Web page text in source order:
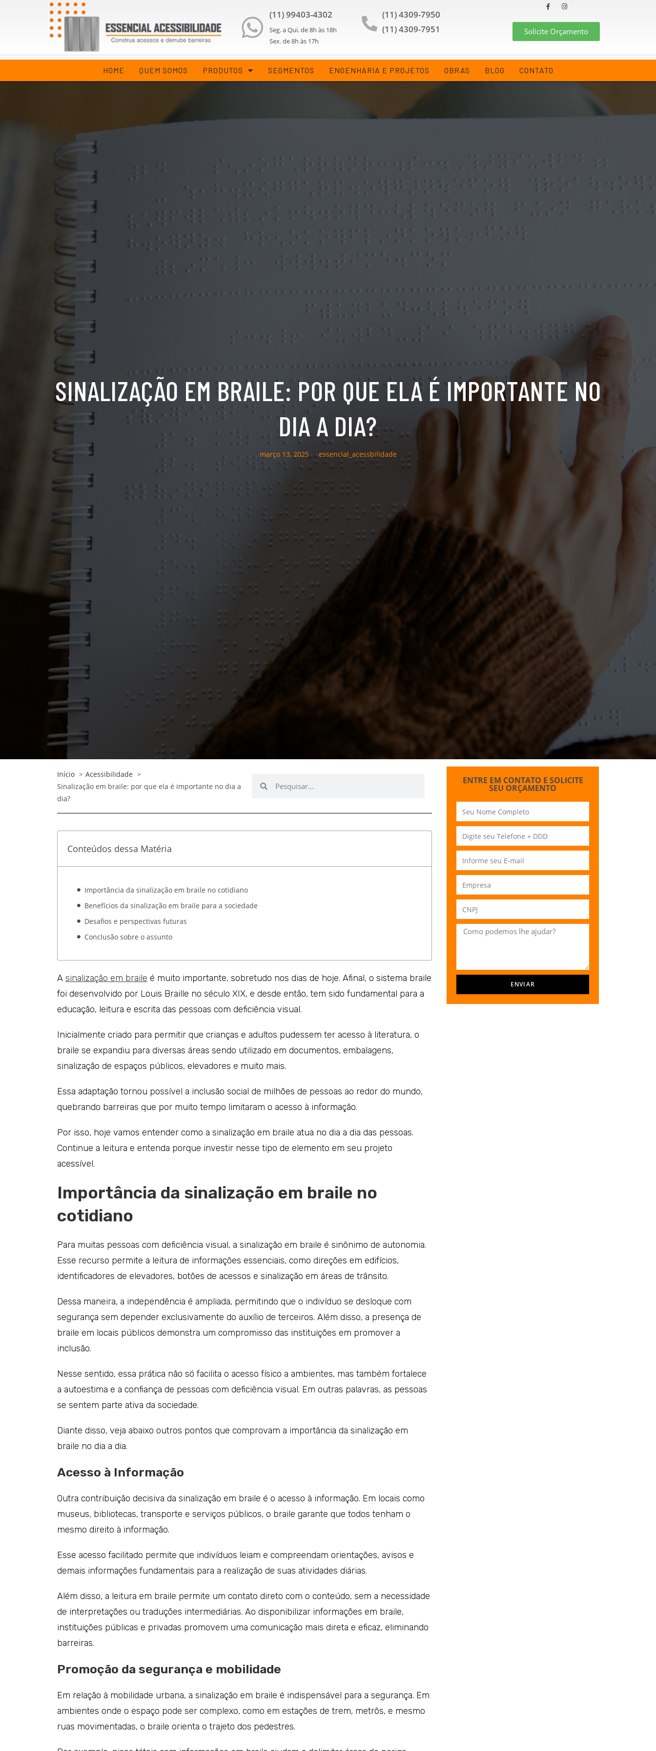
(11) 99403-4302
Seg. a Qui. de 8h às 18h
Sex. de 8h às 17h
(11) 4309-7950
(11) 4309-7951
Solicite Orçamento
HOME QUEM SOMOS PRODUTOS SEGMENTOS ENGENHARIA E PROJETOS OBRAS BLOG CONTATO
SINALIZAÇÃO EM BRAILE: POR QUE ELA É IMPORTANTE NO
DIA A DIA?
março 13, 2025 essencial_acessbilidade
Início
Acessibilidade
Sinalização em braile: por que ela é importante no dia a
dia?
Conteúdos dessa Matéria
Importância da sinalização em braile no cotidiano
Benefícios da sinalização em braile para a sociedade
Desafios e perspectivas futuras
Conclusão sobre o assunto
A sinalização em braile é muito importante, sobretudo nos dias de hoje. Afinal, o sistema braile
foi desenvolvido por Louis Braille no século XIX, e desde então, tem sido fundamental para a
educação, leitura e escrita das pessoas com deficiência visual.
Inicialmente criado para permitir que crianças e adultos pudessem ter acesso à literatura, o
braile se expandiu para diversas áreas sendo utilizado em documentos, embalagens,
sinalização de espaços públicos, elevadores e muito mais.
Essa adaptação tornou possível a inclusão social de milhões de pessoas ao redor do mundo,
quebrando barreiras que por muito tempo limitaram o acesso à informação.
Por isso, hoje vamos entender como a sinalização em braile atua no dia a dia das pessoas.
Continue a leitura e entenda porque investir nesse tipo de elemento em seu projeto
acessível.
Importância da sinalização em braile no
cotidiano
Para muitas pessoas com deficiência visual, a sinalização em braile é sinônimo de autonomia.
Esse recurso permite a leitura de informações essenciais, como direções em edifícios,
identificadores de elevadores, botões de acessos e sinalização em áreas de trânsito.
Dessa maneira, a independência é ampliada, permitindo que o indivíduo se desloque com
segurança sem depender exclusivamente do auxílio de terceiros. Além disso, a presença de
braile em locais públicos demonstra um compromisso das instituições em promover a
inclusão.
Nesse sentido, essa prática não só facilita o acesso físico a ambientes, mas também fortalece
a autoestima e a confiança de pessoas com deficiência visual. Em outras palavras, as pessoas
se sentem parte ativa da sociedade.
Diante disso, veja abaixo outros pontos que comprovam a importância da sinalização em
braile no dia a dia.
Acesso à Informação
Outra contribuição decisiva da sinalização em braile é o acesso à informação. Em locais como
museus, bibliotecas, transporte e serviços públicos, o braile garante que todos tenham o
mesmo direito à informação.
Esse acesso facilitado permite que indivíduos leiam e compreendam orientações, avisos e
demais informações fundamentais para a realização de suas atividades diárias.
Além disso, a leitura em braile permite um contato direto com o conteúdo, sem a necessidade
de interpretações ou traduções intermediárias. Ao disponibilizar informações em braile,
instituições públicas e privadas promovem uma comunicação mais direta e eficaz, eliminando
barreiras.
Promoção da segurança e mobilidade
Em relação à mobilidade urbana, a sinalização em braile é indispensável para a segurança. Em
ambientes onde o espaço pode ser complexo, como em estações de trem, metrôs, e mesmo
ruas movimentadas, o braile orienta o trajeto dos pedestres.
ENTRE EM CONTATO E SOLICITE
SEU ORÇAMENTO
ENVIAR